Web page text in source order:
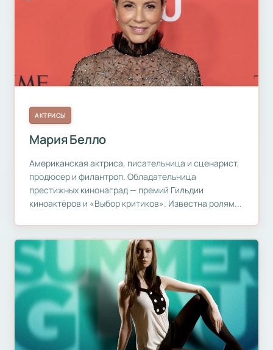
АКТРИСЫ
Мария Белло
Американская актриса, писательница и сценарист,
продюсер и филантроп. Обладательница
престижных кинонаград — премий Гильдии
киноактёров и «Выбор критиков». Известна ролям...